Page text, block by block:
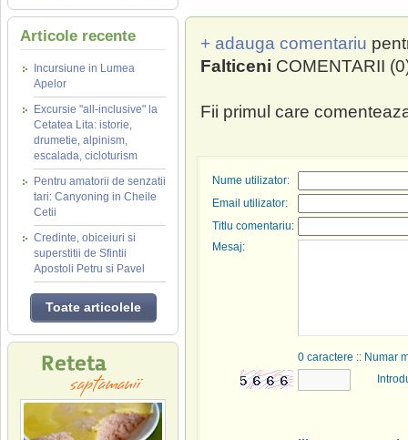
Articole recente
Incursiune in Lumea
Apelor
Excursie "all-inclusive" la
Cetatea Lita: istorie,
drumetie, alpinism,
escalada, cicloturism
Pentru amatorii de senzatii
tari: Canyoning in Cheile
Cetii
Credinte, obiceiuri si
superstitii de Sfintii
Apostoli Petru si Pavel
Toate articolele
+ adauga comentariu
Falticeni COMENTARII
Fii primul care
Nume utilizator:
Email utilizator:
Titlu comentariu:
Mesaj:
0 caractere :: Numar